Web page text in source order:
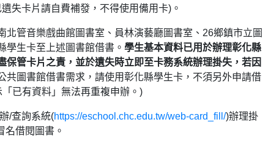
失卡片請自費補發，不得使用備用卡)。
管音樂戲曲館圖書室、員林演藝廳圖書室、26鄉鎮市立圖
學生卡至上述圖書館借書。 學生基本資料已用於辦理彰化縣
管卡片之責，並於遺失時立即至卡務系統辦理掛失，若因
共圖書館借書需求，請使用彰化縣學生卡，不須另外申請借
已有資料」無法再重複申辦。)
/查詢系統(https://eschool.chc.edu.tw/web-card_fill/)辦理掛
名借閱圖書。